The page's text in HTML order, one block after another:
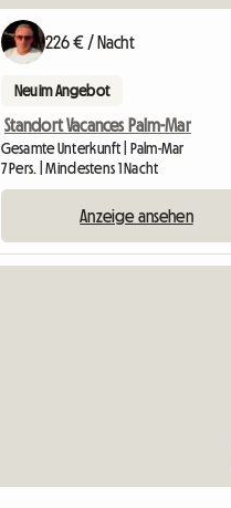
226 € / Nacht
Neu im Angebot
Standort Vacances Palm-Mar
Gesamte Unterkunft | Palm-Mar
7 Pers. | Mindestens 1 Nacht
Anzeige ansehen